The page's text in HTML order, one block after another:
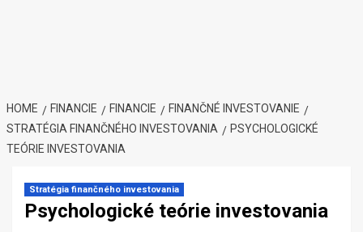
HOME FINANCIE FINANCIE
FINANČNÉ INVESTOVANIE
STRATÉGIA FINANČNÉHO INVESTOVANIA
PSYCHOLOGICKÉ
TEÓRIE INVESTOVANIA
Stratégia finančného investovania
Psychologické teórie investovania